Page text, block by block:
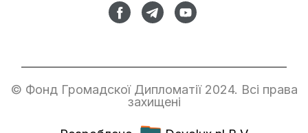
© Фонд Громадскої Дипломатії 2024. Всі права
захищені